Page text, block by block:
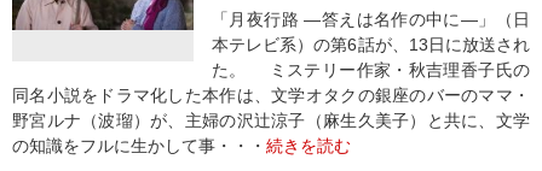
「月夜行路 ―答えは名作の中に―」（日
本テレビ系）の第6話が、13日に放送され
た。 ミステリー作家・秋吉理香子氏の
同名小説をドラマ化した本作は、文学オタクの銀座のバーのママ・
野宮ルナ（波瑠）が、主婦の沢辻涼子（麻生久美子）と共に、文学
の知識をフルに生かして事・・・ 続きを読む